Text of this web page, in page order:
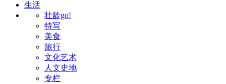
生活
壮龄go!
特写
美食
旅行
文化艺术
人文史地
专栏